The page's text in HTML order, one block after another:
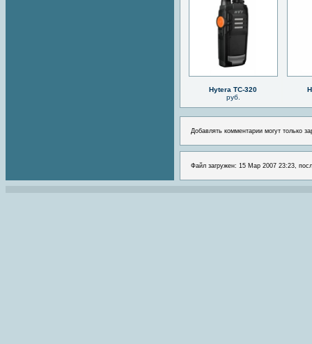
Hytera TC-320
руб.
Добавлять комментарии могут только
Файл загружен: 15 Мар 2007 23:23,